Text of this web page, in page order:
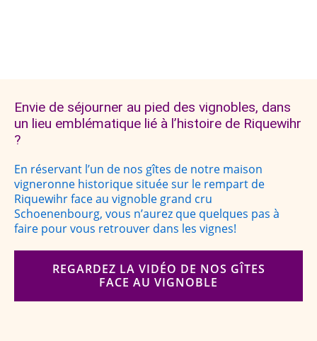
Envie de séjourner au pied des vignobles, dans
un lieu emblématique lié à l’histoire de Riquewihr
?
En réservant l’un de nos gîtes de notre maison
vigneronne historique située sur le rempart de
Riquewihr face au vignoble grand cru
Schoenenbourg, vous n’aurez que quelques pas à
faire pour vous retrouver dans les vignes!
REGARDEZ LA VIDÉO DE NOS GÎTES
FACE AU VIGNOBLE